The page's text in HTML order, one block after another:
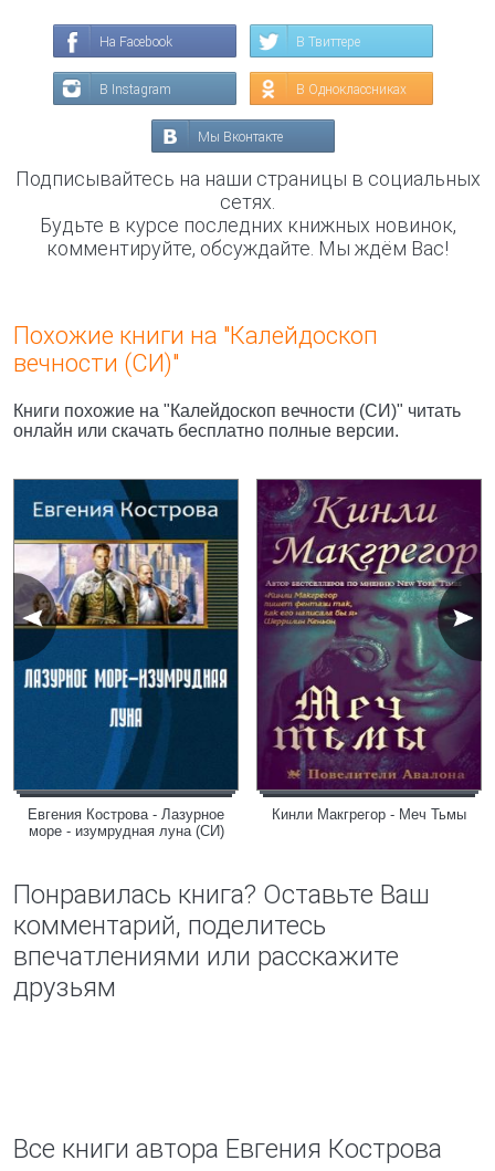
На Facebook В Твиттере
В Instagram В Одноклассниках
Мы Вконтакте
Подписывайтесь на наши страницы в социальных
сетях.
Будьте в курсе последних книжных новинок,
комментируйте, обсуждайте. Мы ждём Вас!
Похожие книги на "Калейдоскоп
вечности (СИ)"
Книги похожие на "Калейдоскоп вечности (СИ)" читать
онлайн или скачать бесплатно полные версии.
Евгения Кострова - Лазурное
море - изумрудная луна (СИ)
Кинли Макгрегор - Меч Тьмы
Понравилась книга? Оставьте Ваш
комментарий, поделитесь
впечатлениями или расскажите
друзьям
Все книги автора Евгения Кострова